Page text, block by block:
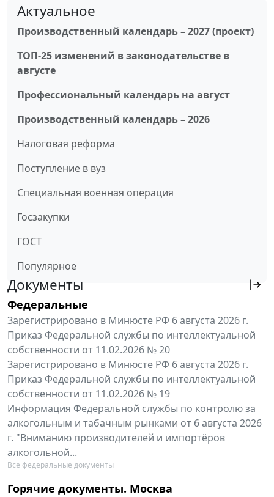
Актуальное
Производственный календарь – 2027 (проект)
ТОП-25 изменений в законодательстве в
августе
Профессиональный календарь на август
Производственный календарь – 2026
Налоговая реформа
Поступление в вуз
Специальная военная операция
Госзакупки
ГОСТ
Популярное
Документы
Федеральные
Зарегистрировано в Минюсте РФ 6 августа 2026 г.
Приказ Федеральной службы по интеллектуальной
собственности от 11.02.2026 № 20
Зарегистрировано в Минюсте РФ 6 августа 2026 г.
Приказ Федеральной службы по интеллектуальной
собственности от 11.02.2026 № 19
Информация Федеральной службы по контролю за
алкогольным и табачным рынками от 6 августа 2026
г. "Вниманию производителей и импортёров
алкогольной...
Все федеральные документы
Горячие документы. Москва